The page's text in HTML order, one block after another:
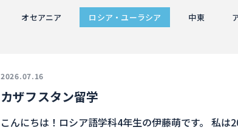
オセアニア ロシア・ユーラシア 中東
2026.07.16
カザフスタン留学
こんにちは！ロシア語学科4年生の伊藤萌です。 私